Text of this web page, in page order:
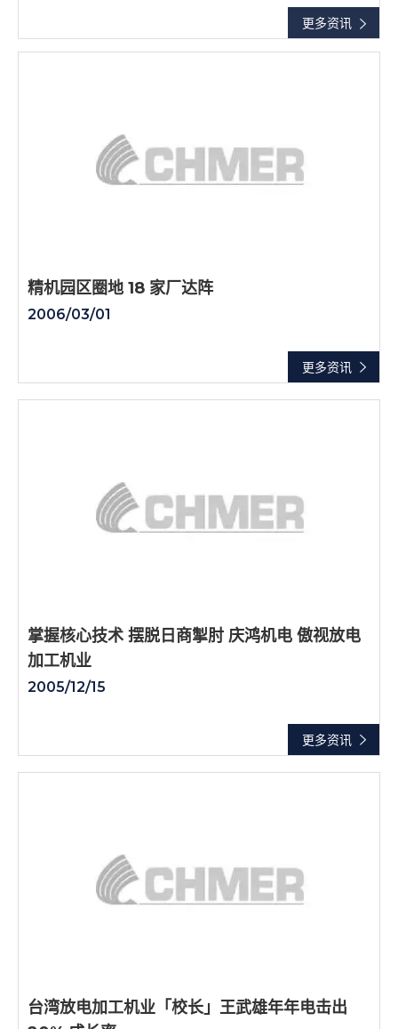
更多资讯
更多资讯
精机园区圈地 18 家厂达阵
2006/03/01
更多资讯
掌握核心技术 摆脱日商掣肘 庆鸿机电 傲视放电
加工机业
2005/12/15
台湾放电加工机业「校长」王武雄年年电击出